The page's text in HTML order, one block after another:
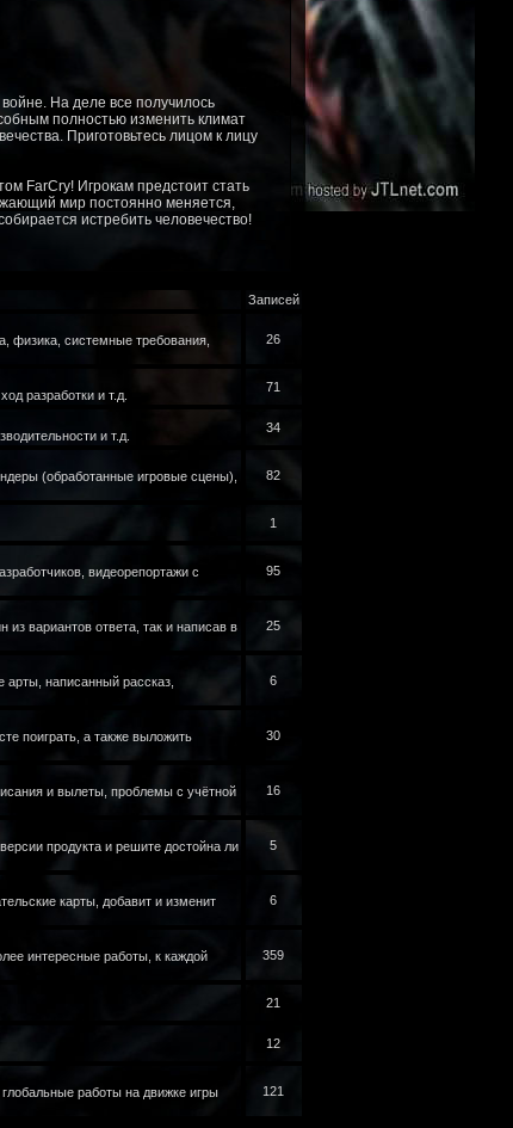
На деле все получилось
полностью изменить климат
Приготовьтесь лицом к лицу
FarCry! Игрокам предстоит стать
мир постоянно меняется,
истребить человечество!
Записей
физика, системные требования,
26
разработки и т.д.
71
и т.д.
34
(обработанные игровые сцены),
82
1
видеорепортажи с
95
вариантов ответа, так и написав в
25
написанный рассказ,
6
поиграть, а также выложить
30
и вылеты, проблемы с учётной
16
продукта и решите достойна ли
5
карты, добавит и изменит
6
интересные работы, к каждой
359
21
12
работы на движке игры
121